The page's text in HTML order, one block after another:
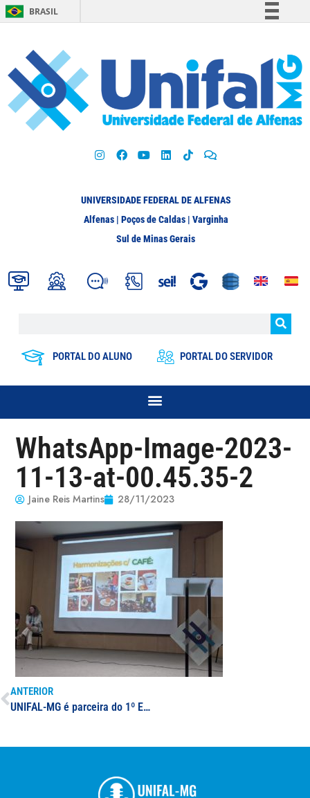
BRASIL
Participe
Acesso à informação
Legislação
UNIVERSIDADE FEDERAL DE ALFENAS
Alfenas | Poços de Caldas | Varginha
Sul de Minas Gerais
PORTAL DO ALUNO PORTAL DO SERVIDOR
WhatsApp-Image-2023-
11-13-at-00.45.35-2
Jaine Reis Martins 28/11/2023
ANTERIOR
UNIFAL-MG é parceira do 1º Encontro Regional de Cozinha Mineira e Turismo Rural do Lago de Furnas; evento busca apresentar o potencial turístico na região